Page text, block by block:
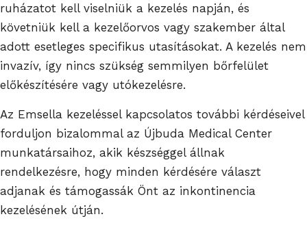
ruházatot kell viselniük a kezelés napján, és
követniük kell a kezelőorvos vagy szakember által
adott esetleges specifikus utasításokat. A kezelés nem
invazív, így nincs szükség semmilyen bőrfelület
előkészítésére vagy utókezelésre.
Az Emsella kezeléssel kapcsolatos további kérdéseivel
forduljon bizalommal az Újbuda Medical Center
munkatársaihoz, akik készséggel állnak
rendelkezésre, hogy minden kérdésére választ
adjanak és támogassák Önt az inkontinencia
kezelésének útján.